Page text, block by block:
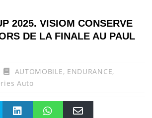
2025. VISIOM CONSERVE
DE LA FINALE AU PAUL
AUTOMOBILE, ENDURANCE,
Auto